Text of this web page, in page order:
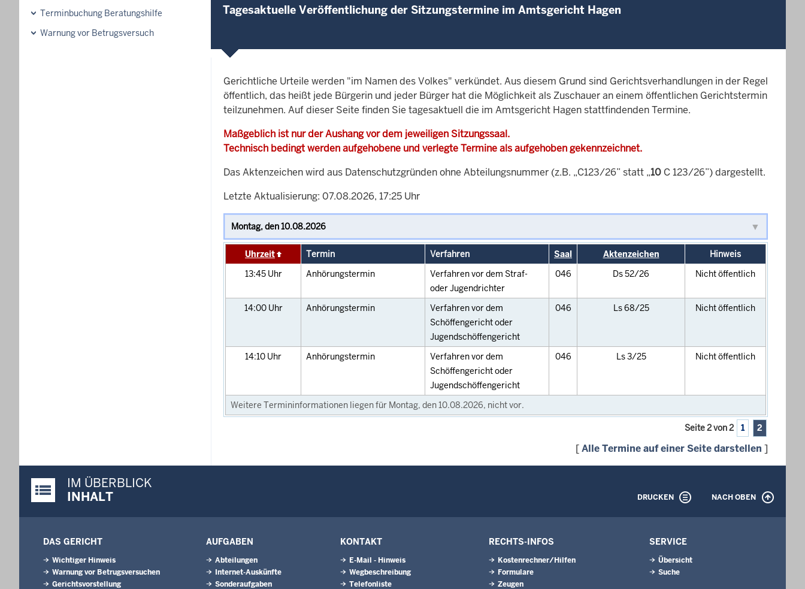
Terminbuchung Beratungshilfe
Warnung vor Betrugsversuch
Tagesaktuelle Veröffentlichung der Sitzungstermine im Amtsgericht Hagen
Gerichtliche Urteile werden "im Namen des Volkes" verkündet. Aus diesem Grund sind Gerichtsverhandlungen in der Regel
öffentlich, das heißt jede Bürgerin und jeder Bürger hat die Möglichkeit als Zuschauer an einem öffentlichen Gerichtstermin
teilzunehmen. Auf dieser Seite finden Sie tagesaktuell die im Amtsgericht Hagen stattfindenden Termine.
Maßgeblich ist nur der Aushang vor dem jeweiligen Sitzungssaal.
Technisch bedingt werden aufgehobene und verlegte Termine als aufgehoben gekennzeichnet.
Das Aktenzeichen wird aus Datenschutzgründen ohne Abteilungsnummer (z.B. „C123/26” statt „10 C 123/26”) dargestellt.
Letzte Aktualisierung: 07.08.2026, 17:25 Uhr
Uhrzeit Termin Verfahren Saal Aktenzeichen
Hinweis
13:45 Uhr Anhörungstermin
Verfahren vor dem Straf-
oder Jugendrichter
046 Ds 52/26 Nicht öffentlich
14:00 Uhr Anhörungstermin
Verfahren vor dem
Schöffengericht oder
Jugendschöffengericht
046 Ls 68/25 Nicht öffentlich
14:10 Uhr Anhörungstermin
Verfahren vor dem
Schöffengericht oder
Jugendschöffengericht
046 Ls 3/25 Nicht öffentlich
Weitere Termininformationen liegen für Montag, den 10.08.2026, nicht vor.
Seite 2 von 2 1 2
[Alle Termine auf einer Seite darstellen ]
Justiz-Portal im Überblick:
IM ÜBERBLICK
INHALT
DRUCKEN NACH OBEN
DAS GERICHT
Wichtiger Hinweis
Warnung vor Betrugsversuchen
Gerichtsvorstellung
AUFGABEN
Abteilungen
Internet-Auskünfte
Sonderaufgaben
KONTAKT
E-Mail - Hinweis
Wegbeschreibung
Telefonliste
RECHTS-INFOS
Kostenrechner/Hilfen
Formulare
Zeugen
SERVICE
Übersicht
Suche